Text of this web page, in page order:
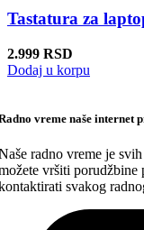
Tastatura za
2.999 RSD
Dodaj u korpu
vreme naše internet
radno vreme je
vršiti porudžbine
svakog